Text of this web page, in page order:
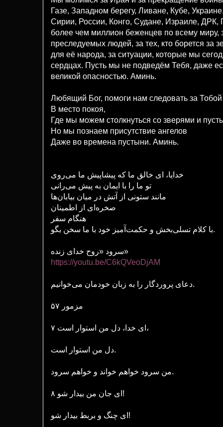
Газе, Западном берегу, Ливане, Кубе,
Сирии, России, Конго, Судане, Израиле,
более чем миллион беженцев по всему миру,
преследуемых людей, за тех, кто борется за
для её народа, за ситуации, которые мы
сердцах. Пусть мы не подведём Тебя, даже
великой опасностью. Аминь.
Любящий Бог, помоги нам следовать за Тобой
В место покоя,
Где мы можем столкнуться со зверями и
Но мы познаем присутствие ангелов
Даже во времена пустыни. Аминь.
خدایا، ای خالق ما که پیشاپیش ما می‌روی
تو ما را با ایمان به پیش می‌رانی
مانند ستونی از آتش در میان بیابان‌ها
صخره‌ای از اطمینان
هنگام سفر
با کلام تسلی‌بخش و حکمت‌آمیز خود با ما سخن بگو.
سرود «روح خدای زنده»
https://youtu.be/C6kQVeoDjAM
دعای پروردگار را به زبان خودمان می‌خوانیم.
مزمور ۵۷
۷ ای خدا، دل من استوار است،
دل من استوار است.
من سرود خواهم خواند و خواهم سرود.
۸ ای جان من بیدار شو!
ای چنگ و بربط بیدار شو!